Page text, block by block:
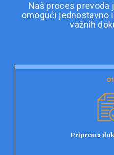
Naš proces prevoda
omogući jednostavno
važnih
01
Priprema
01
Prvi korak u našem
dokumentacije. Korisnici
dokumenta, kao i